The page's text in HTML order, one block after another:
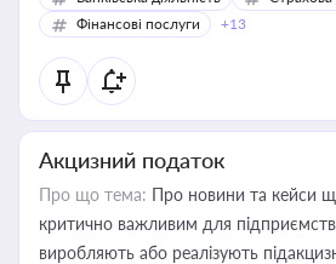
Фінансові послуги
+13
Акцизний податок
Про що тема: Про новини та кейси
критично важливим для
виробляють або реалізують